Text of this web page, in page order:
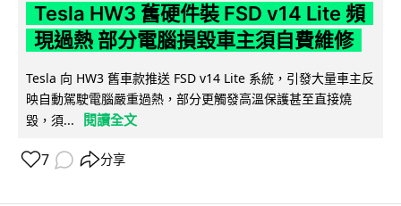
Tesla HW3 舊硬件裝 FSD v14 Lite 頻
現過熱 部分電腦損毀車主須自費維修
Tesla 向 HW3 舊車款推送 FSD v14 Lite 系統，引發大量車主反
映自動駕駛電腦嚴重過熱，部分更觸發高溫保護甚至直接燒
毀，須...
閱讀全文
7 分享